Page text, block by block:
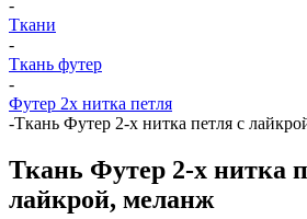
-
Ткани
-
Ткань футер
-
Футер 2х нитка петля
-Ткань Футер 2-х нитка петля с
Ткань Футер 2-х нитка
лайкрой, меланж